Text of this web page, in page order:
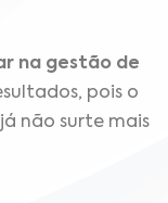
na gestão de
pois o
não surte mais